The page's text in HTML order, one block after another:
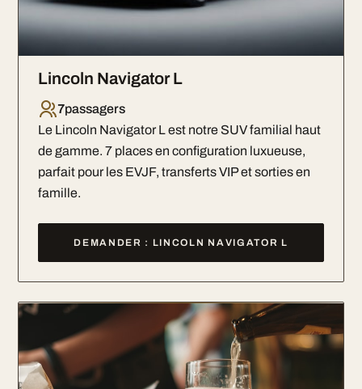
Lincoln Navigator L
7passagers
Le Lincoln Navigator L est notre SUV familial haut
de gamme. 7 places en configuration luxueuse,
parfait pour les EVJF, transferts VIP et sorties en
famille.
DEMANDER : LINCOLN NAVIGATOR L